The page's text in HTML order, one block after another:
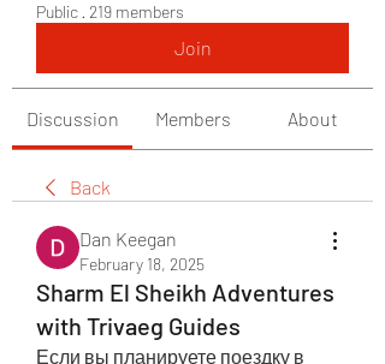
Public · 219 members
Join
Discussion Members About
Back
Dan Keegan
February 18, 2025
Sharm El Sheikh Adventures
with Trivaeg Guides